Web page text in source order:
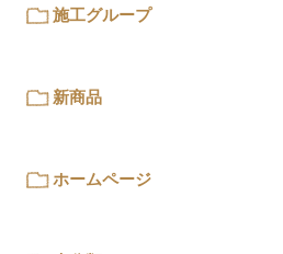
施工グループ
新商品
ホームページ